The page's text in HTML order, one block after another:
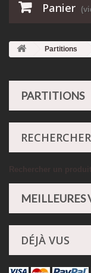
Panier
Partitions
PARTITIONS
RECHERCHER
MEILLEURES
DÉJÀ VUS